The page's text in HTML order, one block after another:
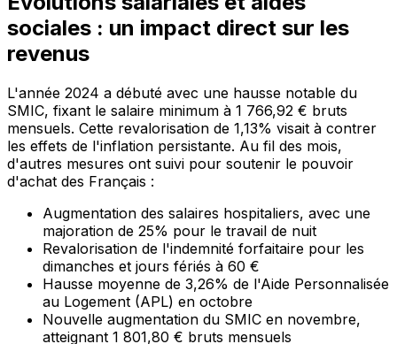
sociales : un impact direct sur les
revenus
L'année 2024 a débuté avec une hausse notable du
SMIC, fixant le salaire minimum à 1 766,92 € bruts
mensuels. Cette revalorisation de 1,13% visait à contrer
les effets de l'inflation persistante. Au fil des mois,
d'autres mesures ont suivi pour soutenir le pouvoir
d'achat des Français :
Augmentation des salaires hospitaliers, avec une
majoration de 25% pour le travail de nuit
Revalorisation de l'indemnité forfaitaire pour les
dimanches et jours fériés à 60 €
Hausse moyenne de 3,26% de l'Aide Personnalisée
au Logement (APL) en octobre
Nouvelle augmentation du SMIC en novembre,
atteignant 1 801,80 € bruts mensuels